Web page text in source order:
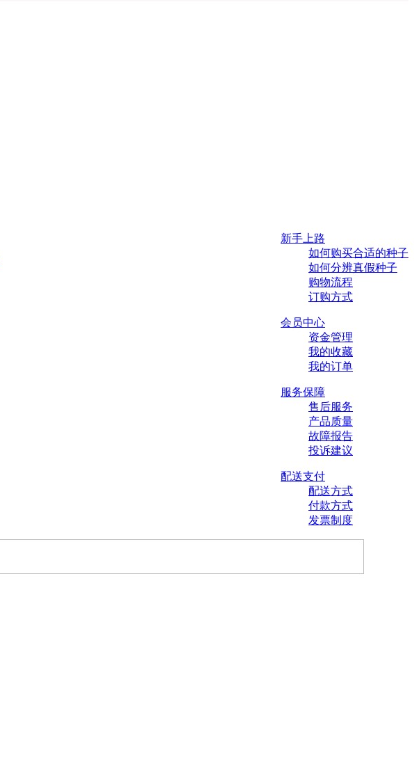
新手上路
如何购买合适的种子
如何分辨真假种子
购物流程
订购方式
会员中心
资金管理
我的收藏
我的订单
服务保障
售后服务
产品质量
故障报告
投诉建议
配送支付
配送方式
付款方式
发票制度